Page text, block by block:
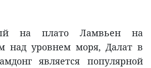
на плато Ламвьен на
над уровнем моря, Далат в
является популярной